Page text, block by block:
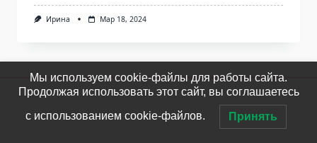
Ирина Мар 18, 2024
Мы используем cookie-файлы для работы сайта.
Продолжая использовать этот сайт, вы соглашаетесь
с использованием cookie-файлов. Принять